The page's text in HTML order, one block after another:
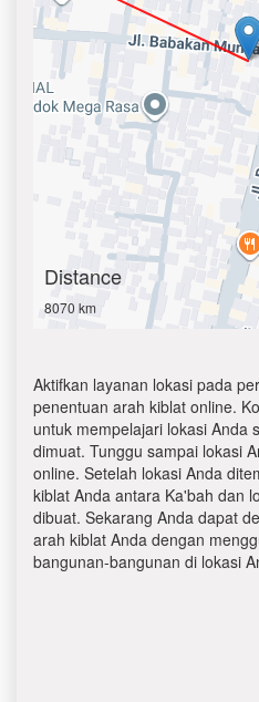
Distance
8070 km
Aktifkan layanan lokasi pada
penentuan arah kiblat online.
untuk mempelajari lokasi Anda
dimuat. Tunggu sampai lokasi
online. Setelah lokasi Anda
kiblat Anda antara Ka'bah dan
dibuat. Sekarang Anda dapat
arah kiblat Anda dengan
bangunan-bangunan di lokasi